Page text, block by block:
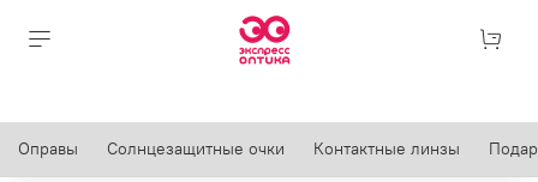
Оправы Солнцезащитные очки Контактные линзы